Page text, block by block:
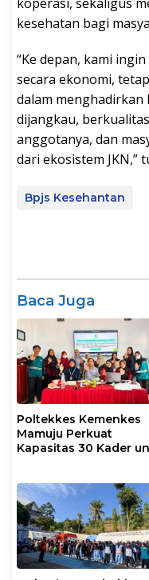
kesehatan bagi
“Ke depan, kami
secara ekonomi,
dalam menghadirkan
dijangkau,
anggotanya, dan
dari ekosistem JKN,”
Bpjs Kesehantan
Baca Juga
Poltekkes Kemenkes
Mamuju Perkuat
Kapasitas 30 Kader